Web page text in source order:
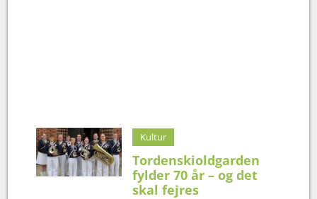
Kultur
Tordenskioldgarden
fylder 70 år – og det
skal fejres